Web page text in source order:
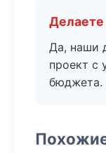
Делаете
Да, наши
проект с
бюджета.